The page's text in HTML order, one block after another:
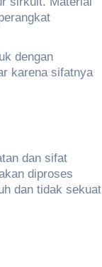
dengan
karena sifatnya
dan sifat
diproses
dan tidak sekuat